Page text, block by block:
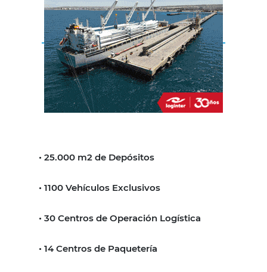
• 25.000 m2 de Depósitos
• 1100 Vehículos Exclusivos
• 30 Centros de Operación Logística
• 14 Centros de Paquetería